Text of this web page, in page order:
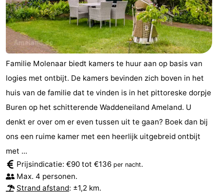
Familie Molenaar biedt kamers te huur aan op basis van
logies met ontbijt. De kamers bevinden zich boven in het
huis van de familie dat te vinden is in het pittoreske dorpje
Buren op het schitterende Waddeneiland Ameland. U
denkt er over om er even tussen uit te gaan? Boek dan bij
ons een ruime kamer met een heerlijk uitgebreid ontbijt
met ...
Prijsindicatie: €90 tot €136 per nacht.
Max. 4 personen.
Strand afstand: ±1,2 km.